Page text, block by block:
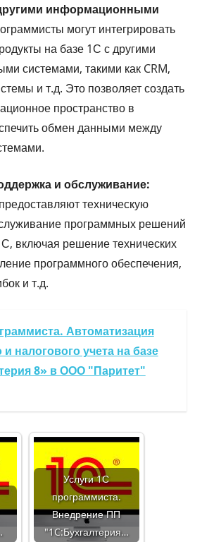
информационными
могут интегрировать
на базе 1С с другими
системами, такими как CRM,
и т.д. Это позволяет создать
пространство в
обмен данными между
и обслуживание:
техническую
программных решений
включая решение технических
программного обеспечения,
и т.д.
Автоматизация
и налогового учета на базе
8» в ООО "Паритет"
Услуги 1С
программиста.
Внедрение ПП
"1C:Бухгалтерия…